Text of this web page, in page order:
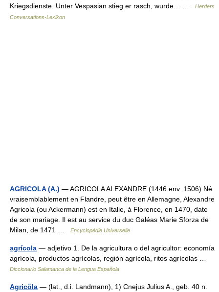
Kriegsdienste. Unter Vespasian stieg er rasch, wurde… …
Herders
Conversations-Lexikon
AGRICOLA (A.) — AGRICOLA ALEXANDRE (1446 env. 1506) Né
vraisemblablement en Flandre, peut être en Allemagne, Alexandre
Agricola (ou Ackermann) est en Italie, à Florence, en 1470, date
de son mariage. Il est au service du duc Galéas Marie Sforza de
Milan, de 1471 …
Encyclopédie Universelle
agrícola — adjetivo 1. De la agricultura o del agricultor: economía
agrícola, productos agrícolas, región agrícola, ritos agrícolas …
Diccionario Salamanca de la Lengua Española
Agricŏla — (lat., d.i. Landmann), 1) Cnejus Julius A., geb. 40 n.